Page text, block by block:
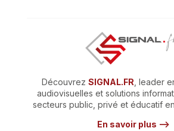
Découvrez SIGNAL.FR , leader
audiovisuelles et solutions
secteurs public, privé et éducatif
En savoir plus –>